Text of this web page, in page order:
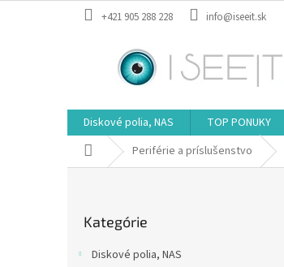
+421 905 288 228 info@iseeit.sk
Diskové polia, NAS TOP PONUKY
DomovPeriférie a príslušenstvo
kategórie
Kategórie
Diskové polia, NAS